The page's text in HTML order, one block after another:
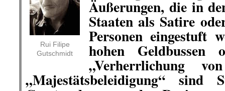
Rui Filipe
Gutschmidt
Äußerungen, die in
Staaten als Satire
Personen eingestuft
hohen Geldbussen
„Verherrlichung
„Majestätsbeleidigung“ sind